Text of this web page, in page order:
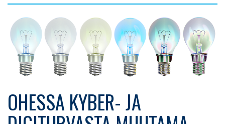
OHESSA KYBER- JA